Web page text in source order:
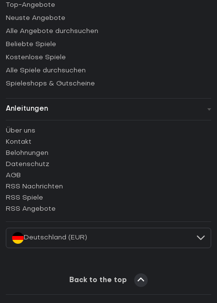
Top-Angebote
Neuste Angebote
Alle Angebote durchsuchen
Beliebte Spiele
Kostenlose Spiele
Alle Spiele durchsuchen
Spieleshops & Gutscheine
Anleitungen
Anleitungen
Wie aktiviert man einen Steam CD Key?
Wie aktiviert man einen Epic Games CD Key?
Wie aktiviert man einen GOG CD Key?
Wie aktiviert man einen Ubisoft Connect CD Key?
Über uns
Kontakt
Belohnungen
Datenschutz
AGB
RSS Nachrichten
RSS Spiele
RSS Angebote
Deutschland (EUR)
Back to the top